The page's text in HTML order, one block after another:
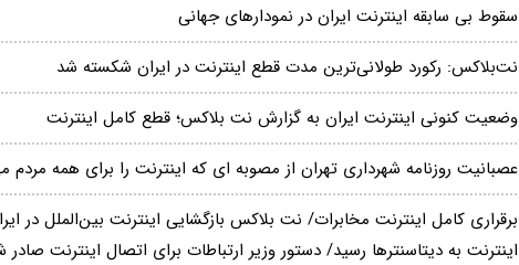
سقوط بی سابقه اینترنت ایران در نمودارهای جهانی
نت‌بلاکس: رکورد طولانی‌ترین مدت قطع اینترنت در ایران شکسته شد
وضعیت کنونی اینترنت ایران به گزارش نت بلاکس؛ قطع کامل اینترنت
عصبانیت روزنامه شهرداری تهران از مصوبه ای که اینترنت را برای همه
برقراری کامل اینترنت مخابرات/ نت بلاکس بازگشایی اینترنت بین‌الملل در
اینترنت به دیتاسنترها رسید/ دستور وزیر ارتباطات برای اتصال اینترنت